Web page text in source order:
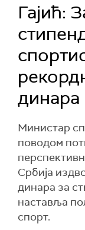
Гајић:
динара
Министар
поводом
Србија
динара за
наставља
спорт.